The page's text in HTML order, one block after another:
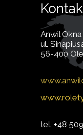
Anwil Okna
ul.
56-400
www.
tel. +48